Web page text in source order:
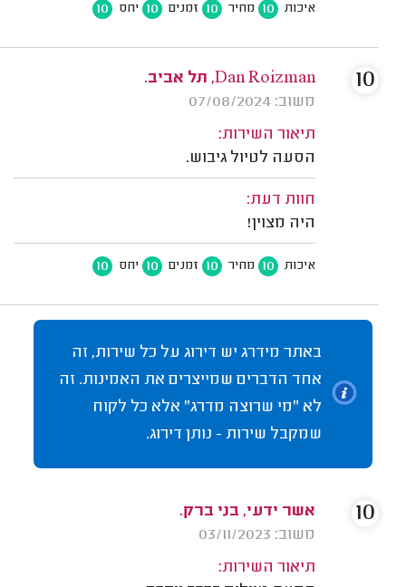
איכות 10 מחיר 10 זמנים 10 יחס 10
Dan Roizman, תל אביב.
משוב: 07/08/2024
תיאור השירות:
הסעה לטיול גיבוש.
חוות דעת:
היה מצוין!
איכות 10 מחיר 10 זמנים 10 יחס 10
10
באתר מידרג יש דירוג על כל שירות, זה
אחד הדברים שמייצרים את האמינות. זה
לא "מי שרוצה מדרג" אלא כל לקוח
שמקבל שירות - נותן דירוג.
אשר ידעי, בני ברק.
משוב: 03/11/2023
תיאור השירות:
10